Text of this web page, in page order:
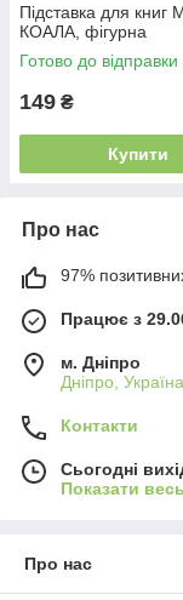
Підставка для книг
КОАЛА, фігурна
Готово до відправки
149 ₴
Купити
Про нас
97%
Працює з
м. Дніпро
Дніпро, Україна
Контакти
Сьогодні
Показати
Про нас